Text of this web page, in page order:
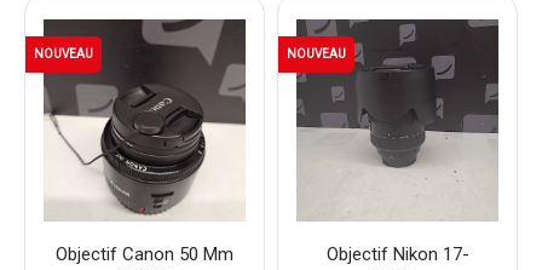
Objectif Canon 50 Mm
NOUVEAU
Objectif Nikon 17-
NOUVEAU